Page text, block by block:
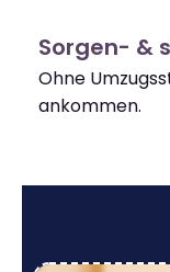
Sorgen- &
Ohne
ankommen.